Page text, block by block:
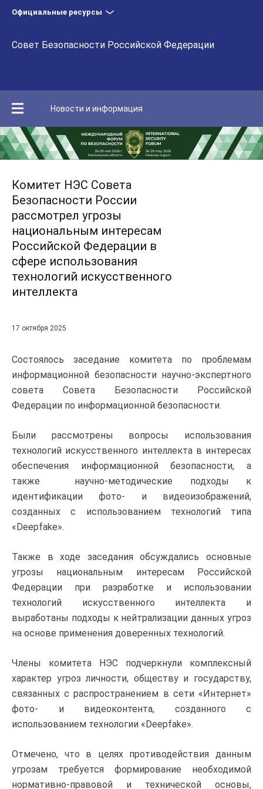
Официальные ресурсы
Совет Безопасности Российской Федерации
Новости и информация
Комитет НЭС Совета
Безопасности России
рассмотрел угрозы
национальным интересам
Российской Федерации в
сфере использования
технологий искусственного
интеллекта
17 октября 2025
Состоялось заседание комитета по проблемам
информационной безопасности научно-экспертного
совета Совета Безопасности Российской
Федерации по информационной безопасности.
Были рассмотрены вопросы использования
технологий искусственного интеллекта в интересах
обеспечения информационной безопасности, а
также научно-методические подходы к
идентификации фото- и видеоизображений,
созданных с использованием технологий типа
«Deepfake».
Также в ходе заседания обсуждались основные
угрозы национальным интересам Российской
Федерации при разработке и использовании
технологий искусственного интеллекта и
выработаны подходы к нейтрализации данных угроз
на основе применения доверенных технологий.
Члены комитета НЭС подчеркнули комплексный
характер угроз личности, обществу и государству,
связанных с распространением в сети «Интернет»
фото- и видеоконтента, созданного с
использованием технологии «Deepfake».
Отмечено, что в целях противодействия данным
угрозам требуется формирование необходимой
нормативно-правовой и технической основы,